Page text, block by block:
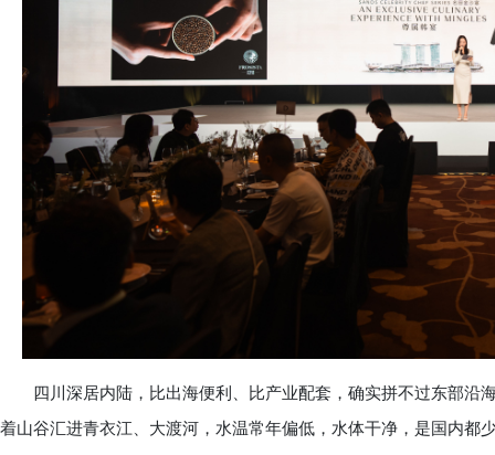
四川深居内陆，比出海便利、比产业配套，确实拼不过东部沿
着山谷汇进青衣江、大渡河，水温常年偏低，水体干净，是国内都